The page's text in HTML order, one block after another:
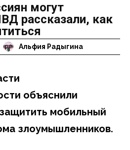
могут
рассказали, как
Альфия Радыгина
объяснили
мобильный
злоумышленников.